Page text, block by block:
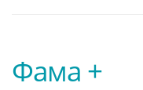
Фама +